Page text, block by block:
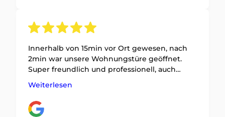
Innerhalb von 15min vor Ort gewesen, nach
2min war unsere Wohnungstüre geöffnet.
Super freundlich und professionell, auch
preislich absolut fair. 1000 Dank nochmal für
Rettung in der Not am Sonntagabend 🙏🏼☺️.
Absolut empfehlenswert 😊 !
Weiterlesen